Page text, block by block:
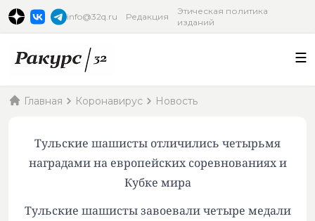
info@32q.ru Редакция
Этическая политика
изданий
Главная Коронавирус Новость
Тульские шашисты отличились четырьмя
наградами на европейских соревнованиях и
Кубке мира
Тульские шашисты завоевали четыре медали